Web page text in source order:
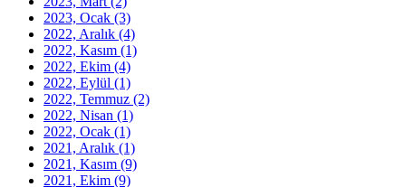
2023, Ocak (3)
2022, Aralık (4)
2022, Kasım (1)
2022, Ekim (4)
2022, Eylül (1)
2022, Temmuz (2)
2022, Nisan (1)
2022, Ocak (1)
2021, Aralık (1)
2021, Kasım (9)
2021, Ekim (9)